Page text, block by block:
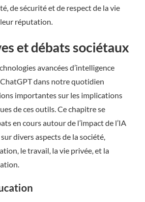
de sécurité et de respect de la vie
réputation.
et débats sociétaux
avancées d’intelligence
dans notre quotidien
importantes sur les implications
de ces outils. Ce chapitre se
en cours autour de l’impact de l’IA
divers aspects de la société,
le travail, la vie privée, et la